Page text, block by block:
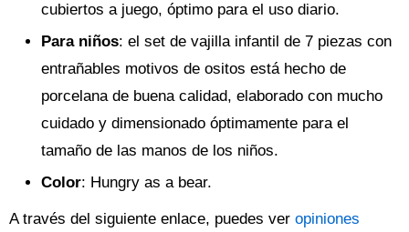
cubiertos a juego, óptimo para el uso diario.
Para niños: el set de vajilla infantil de 7 piezas con
entrañables motivos de ositos está hecho de
porcelana de buena calidad, elaborado con mucho
cuidado y dimensionado óptimamente para el
tamaño de las manos de los niños.
Color: Hungry as a bear.
A través del siguiente enlace, puedes ver opiniones